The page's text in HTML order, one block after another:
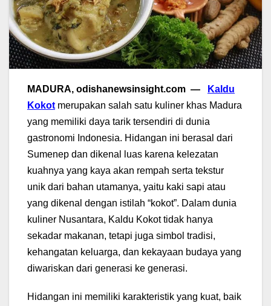
MADURA, odishanewsinsight.com —
Kaldu
Kokot merupakan salah satu kuliner khas Madura
yang memiliki daya tarik tersendiri di dunia
gastronomi Indonesia. Hidangan ini berasal dari
Sumenep dan dikenal luas karena kelezatan
kuahnya yang kaya akan rempah serta tekstur
unik dari bahan utamanya, yaitu kaki sapi atau
yang dikenal dengan istilah “kokot”. Dalam dunia
kuliner Nusantara, Kaldu Kokot tidak hanya
sekadar makanan, tetapi juga simbol tradisi,
kehangatan keluarga, dan kekayaan budaya yang
diwariskan dari generasi ke generasi.
Hidangan ini memiliki karakteristik yang kuat, baik